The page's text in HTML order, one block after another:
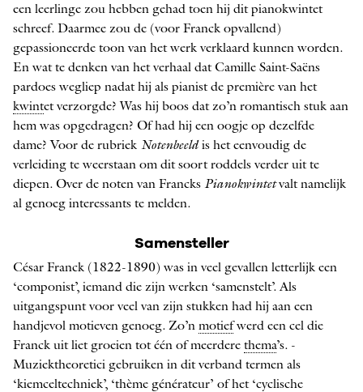
een leerlinge zou hebben gehad toen hij dit pianokwintet
schreef. Daarmee zou de (voor Franck opvallend)
gepassioneerde toon van het werk verklaard kunnen worden.
En wat te denken van het verhaal dat Camille Saint-Saëns
pardoes wegliep nadat hij als pianist de première van het
kwintet verzorgde? Was hij boos dat zo’n romantisch stuk aan
hem was opgedragen? Of had hij een oogje op dezelfde
dame? Voor de rubriek Notenbeeld is het eenvoudig de
verleiding te weerstaan om dit soort roddels verder uit te
diepen. Over de noten van Francks Pianokwintetvalt namelijk
al genoeg interessants te melden.
Samensteller
César Franck (1822-1890) was in veel gevallen letterlijk een
‘componist’, iemand die zijn werken ‘samenstelt’. Als
uitgangspunt voor veel van zijn stukken had hij aan een
handjevol motieven genoeg. Zo’n motiefwerd een cel die
Franck uit liet groeien tot één of meerdere thema’s. ­
Muziektheoretici gebruiken in dit verband termen als
‘kiemceltechniek’, ‘thème générateur’ of het ‘cyclische